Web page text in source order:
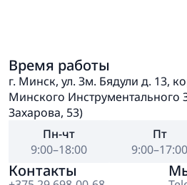
Время работы
г. Минск, ул. Зм. Бядули д. 13,
Минского Инструментального
Захарова, 53)
Пн-чт
9:00–18:00
Пт
9:00–17:00
Контакты